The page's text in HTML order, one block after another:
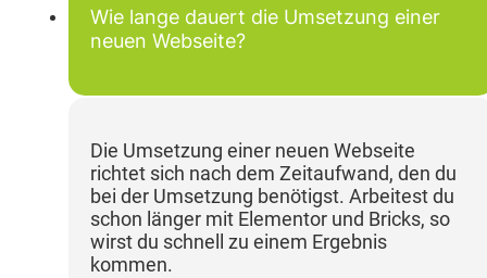
Wie lange dauert die Umsetzung einer
neuen Webseite?
Die Umsetzung einer neuen Webseite
richtet sich nach dem Zeitaufwand, den du
bei der Umsetzung benötigst. Arbeitest du
schon länger mit Elementor und Bricks, so
wirst du schnell zu einem Ergebnis
kommen.